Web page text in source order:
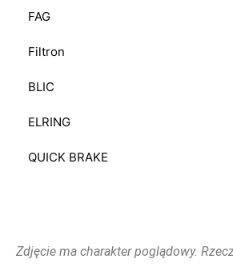
FAG
Filtron
BLIC
ELRING
QUICK BRAKE
Zdjęcie ma charakter poglądowy.